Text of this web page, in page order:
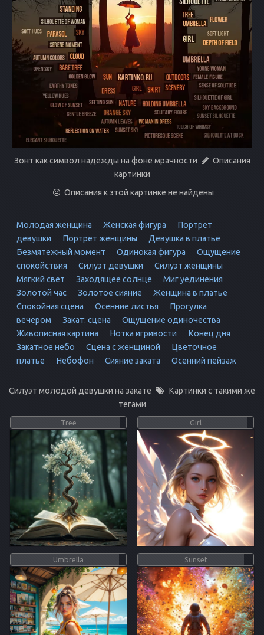
Зонт как символ надежды на фоне мрачности
Описания
картинки
Описания к этой картинке не найдены
Молодая женщина Женская фигура
Портрет
девушки
Портрет женщины
Девушка в платье
Безмятежный момент
Одинокая фигура
Ощущение
спокойствия
Силуэт девушки
Силуэт женщины
Мягкий свет
Заходящее солнце
Миг уединения
Золотой час
Золотое сияние
Женщина в платье
Спокойная сцена
Осенние листья
Прогулка
вечером
Закат: сцена
Ощущение одиночества
Живописная картина
Нотка игривости
Конец дня
Закатное небо
Сцена с женщиной
Цветочное
платье
Небофон Сияние заката Осенний пейзаж
Силуэт молодой девушки на закате
Картинки с такими же
тегами
Tree Girl
Umbrella Sunset